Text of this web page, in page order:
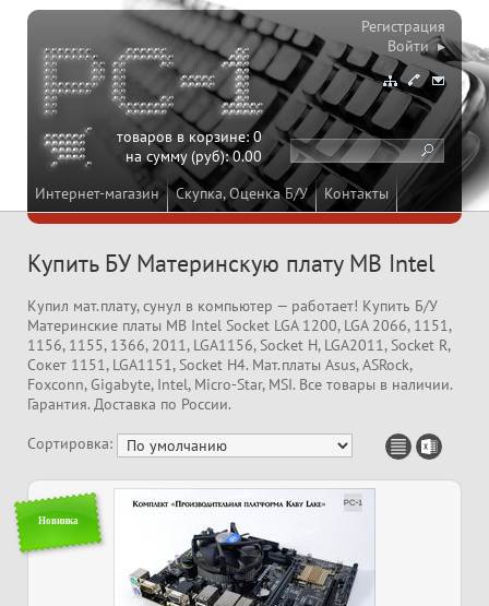
Интернет-магазин Скупка, Оценка Б/У Контакты
товаров в корзине:0
на сумму (руб):0.00
Регистрация
Войти ▸
Купить БУ Материнскую плату MB Intel
Купил мат.плату, сунул в компьютер — работает! Купить Б/У
Материнские платы MB Intel Socket LGA 1200, LGA 2066, 1151,
1156, 1155, 1366, 2011, LGA1156, Socket H, LGA2011, Socket R,
Сокет 1151, LGA1151, Socket H4. Мат.платы Asus, ASRock,
Foxconn, Gigabyte, Intel, Micro-Star, MSI. Все товары в наличии.
Гарантия. Доставка по России.
Сортировка:
Новинка